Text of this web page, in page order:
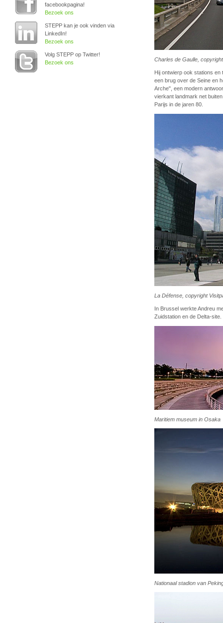
facebookpagina!
Bezoek ons
STEPP kan je ook vinden via
LinkedIn!
Bezoek ons
Volg STEPP op Twitter!
Bezoek ons
Charles de Gaulle,
Hij ontwierp ook stations
een brug over de Seine en
Arche", een modern
vierkant landmark net
Parijs in de jaren 80.
La Défense, copyright
In Brussel werkte Andreu
Zuidstation en de Delta-
Maritiem museum in Osaka
Nationaal stadion van